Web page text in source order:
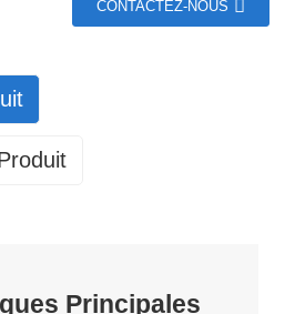
CONTACTEZ-NOUS
Principales